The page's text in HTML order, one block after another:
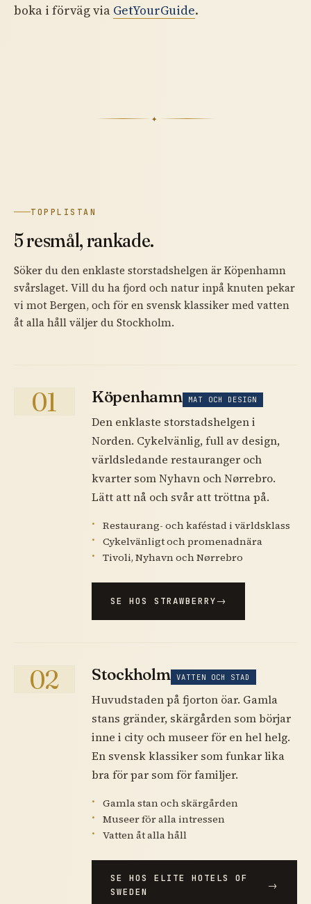
boka i förväg via GetYourGuide.
✦
TOPPLISTAN
5 resmål, rankade.
Söker du den enklaste storstadshelgen är Köpenhamn
svårslaget. Vill du ha fjord och natur inpå knuten pekar
vi mot Bergen, och för en svensk klassiker med vatten
åt alla håll väljer du Stockholm.
01 Köpenhamn MAT OCH DESIGN
Den enklaste storstadshelgen i
Norden. Cykelvänlig, full av design,
världsledande restauranger och
kvarter som Nyhavn och Nørrebro.
Lätt att nå och svår att tröttna på.
Restaurang- och kaféstad i världsklass
Cykelvänligt och promenadnära
Tivoli, Nyhavn och Nørrebro
SE HOS STRAWBERRY
02 Stockholm VATTEN OCH STAD
Huvudstaden på fjorton öar. Gamla
stans gränder, skärgården som börjar
inne i city och museer för en hel helg.
En svensk klassiker som funkar lika
bra för par som för familjer.
Gamla stan och skärgården
Museer för alla intressen
Vatten åt alla håll
SE HOS ELITE HOTELS OF
SWEDEN